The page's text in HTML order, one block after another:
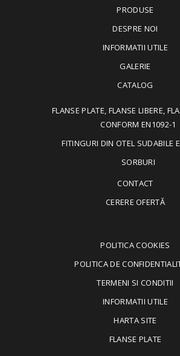
PRODUSE
DESPRE NOI
INFORMATII UTILE
GALERIE
CATALOG
FLANSE PLATE, FLANSE LIBERE,
CONFORM EN1092-1
FITINGURI DIN OTEL SUDABILE
SORBURI
CONTACT
CERERE OFERTĂ
POLITICA COOKIES
POLITICA DE
TERMENI SI CONDITII
INFORMATII UTILE
HARTA SITE
FLANSE PLATE